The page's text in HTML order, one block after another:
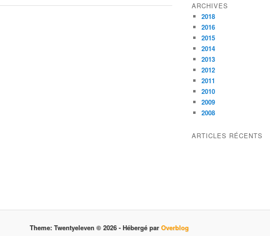
ARCHIVES
2018
2016
2015
2014
2013
2012
2011
2010
2009
2008
ARTICLES RÉCENTS
Theme: Twentyeleven © 2026 - Hébergé par Overblog